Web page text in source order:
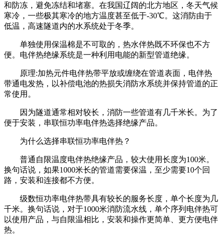
和防冻，避免冻结和堵塞。在我国辽阔的北方地区，冬天气候
寒冷，一些极其寒冷的地方温度甚至低于-30℃。这消防由于
低温，高速隧道内的水系统处于冬季。
单独使用保温棉是不可取的，热水伴热既不环保也不方
便。电伴热绝缘系统是一种利用电能的新型管道绝缘。
原理:加热元件电伴热带平放或缠绕在管道表面，电伴热
带通电发热，以补偿电池的热损失消防水系统并保持管道的正
常使用。
因为隧道通常相对较长，消防一些管道有几千米长。为了
便于安装，串联恒功率电伴热选择绝缘产品。
为什么选择串联恒功率电伴热？
普通自限温度电伴热绝缘产品，较大使用长度为100米。
换句话说，如果1000米长的管道需要保温，至少需要10个回
路，安装和连接都不方便。
级数恒功率电伴热带具有较长的服务长度，单个长度为几
千米。换句话说，对于1000米消防流水线，单个序列电伴热可
以使用产品，与自限温相比，安装和操作更简单、更方便电伴
热。